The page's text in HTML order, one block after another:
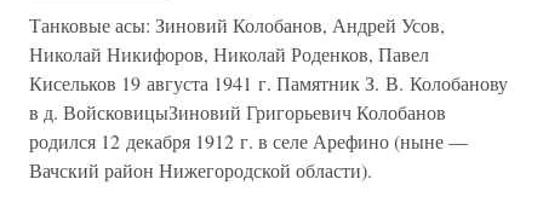
Танковые асы: Зиновий Колобанов, Андрей Усов,
Николай Никифоров, Николай Роденков, Павел
Кисельков 19 августа 1941 г. Памятник З. В. Колобанову
в д. ВойсковицыЗиновий Григорьевич Колобанов
родился 12 декабря 1912 г. в селе Арефино (ныне —
Вачский район Нижегородской области).